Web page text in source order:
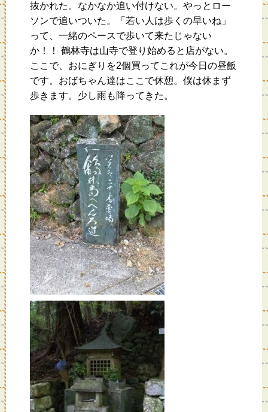
抜かれた。なかなか追い付けない。やっとロー
ソンで追いついた。「若い人は歩くの早いね」
って、一緒のペースで歩いて来たじゃない
か！！ 鶴林寺は山寺で登り始めると店がない。
ここで、おにぎりを2個買ってこれが今日の昼飯
です。おばちゃん達はここで休憩。僕は休まず
歩きます。少し雨も降ってきた。